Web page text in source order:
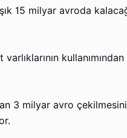
15 milyar avroda
3 milyar avro